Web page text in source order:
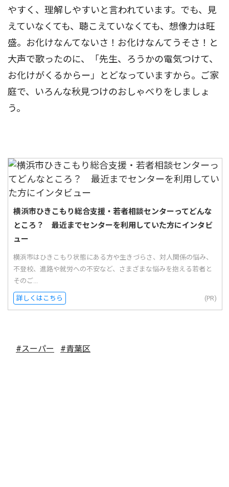
やすく、理解しやすいと言われています。でも、見
えていなくても、聴こえていなくても、想像力は旺
盛。お化けなんてないさ！お化けなんてうそさ！と
大声で歌ったのに、「先生、ろうかの電気つけて、
お化けがくるからー」とどなっていますから。ご家
庭で、いろんな秋見つけのおしゃべりをしましょ
う。
横浜市ひきこもり総合支援・若者相談センターってどんな
ところ？ 最近までセンターを利用していた方にインタビ
ュー
横浜市はひきこもり状態にある方や生きづらさ、対人関係の悩み、
不登校、進路や就労への不安など、さまざまな悩みを抱える若者と
そのご...
詳しくはこちら (PR)
#スーパー #青葉区